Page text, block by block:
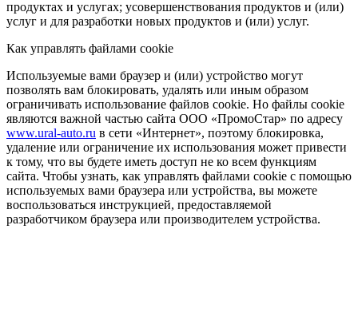
продуктах и услугах; усовершенствования продуктов и (или)
услуг и для разработки новых продуктов и (или) услуг.
Как управлять файлами cookie
Используемые вами браузер и (или) устройство могут
позволять вам блокировать, удалять или иным образом
ограничивать использование файлов cookie. Но файлы cookie
являются важной частью сайта ООО «ПромоСтар» по адресу
www.ural-auto.ru в сети «Интернет», поэтому блокировка,
удаление или ограничение их использования может привести
к тому, что вы будете иметь доступ не ко всем функциям
сайта. Чтобы узнать, как управлять файлами cookie с помощью
используемых вами браузера или устройства, вы можете
воспользоваться инструкцией, предоставляемой
разработчиком браузера или производителем устройства.